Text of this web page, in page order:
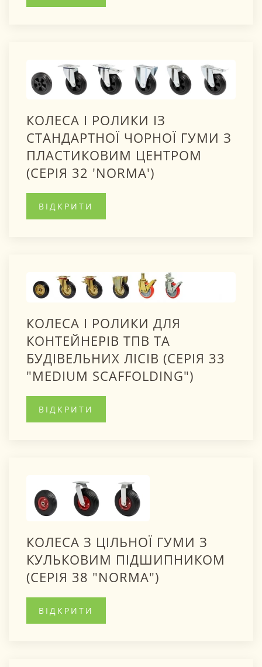
КОЛЕСА І РОЛИКИ ІЗ
СТАНДАРТНОЇ ЧОРНОЇ ГУМИ З
ПЛАСТИКОВИМ ЦЕНТРОМ
(СЕРІЯ 32 'NORMA')
ВІДКРИТИ
КОЛЕСА І РОЛИКИ ДЛЯ
КОНТЕЙНЕРІВ ТПВ ТА
БУДІВЕЛЬНИХ ЛІСІВ (СЕРІЯ 33
"MEDIUM SCAFFOLDING")
ВІДКРИТИ
КОЛЕСА З ЦІЛЬНОЇ ГУМИ З
КУЛЬКОВИМ ПІДШИПНИКОМ
(СЕРІЯ 38 "NORMA")
ВІДКРИТИ